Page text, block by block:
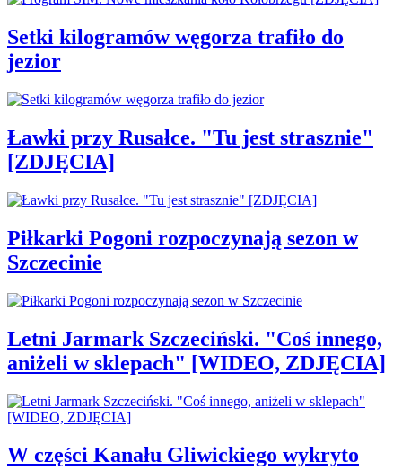
Setki kilogramów węgorza trafiło do
jezior
Ławki przy Rusałce. "Tu jest strasznie"
[ZDJĘCIA]
Piłkarki Pogoni rozpoczynają sezon w
Szczecinie
Letni Jarmark Szczeciński. "Coś innego,
aniżeli w sklepach" [WIDEO, ZDJĘCIA]
W części Kanału Gliwickiego wykryto